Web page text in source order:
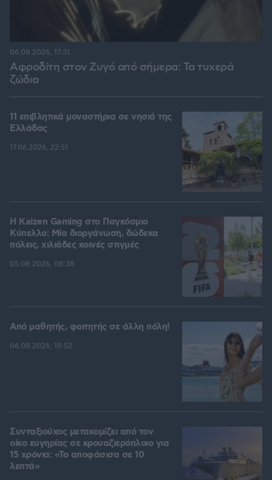
Αφροδίτη στον Ζυγό από σήμερα: Τα τυχερά
ζώδια
06.08.2026, 17:31
11 επιβλητικά μοναστήρια σε νησιά της
Ελλάδας
17.06.2026, 22:51
H Kaizen Gaming στο Παγκόσμιο
Kύπελλο: Μία διοργάνωση, δώδεκα
πόλεις, χιλιάδες κοινές στιγμές
05.08.2026, 08:38
Από μαθητής, φοιτητής σε άλλη πόλη!
06.08.2026, 10:52
Συνταξιούχος μετακομίζει από τον
οίκο ευγηρίας σε κρουαζιερόπλοιο για
15 χρόνια: «Το αποφάσισα σε 10
λεπτά»